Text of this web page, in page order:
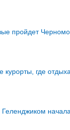
пройдет
курорты, где